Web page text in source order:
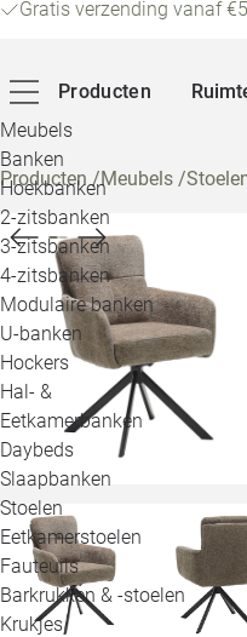
Gratis verzending vanaf
Producten
Meubels
Banken
Hoekbanken
2-zitsbanken
3-zitsbanken
4-zitsbanken
Modulaire banken
U-banken
Hockers
Hal- &
Eetkamerbanken
Daybeds
Slaapbanken
Stoelen
Eetkamerstoelen
Fauteuils
Barkrukken & -stoelen
Krukjes
Producten/Meubels /